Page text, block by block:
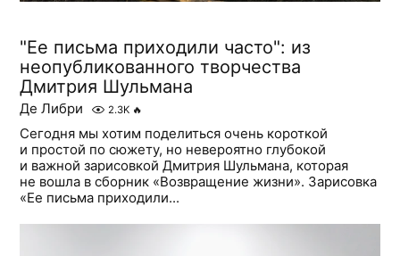
"Ее письма приходили часто": из
неопубликованного творчества
Дмитрия Шульмана
Де Либри 2.3K 🔥
Сегодня мы хотим поделиться очень короткой
и простой по сюжету, но невероятно глубокой
и важной зарисовкой Дмитрия Шульмана, которая
не вошла в сборник «Возвращение жизни». Зарисовка
«Ее письма приходили...